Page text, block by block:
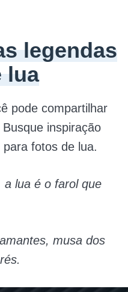
legendas
lua
pode compartilhar
inspiração
fotos de lua.
a lua é o farol que
musa dos